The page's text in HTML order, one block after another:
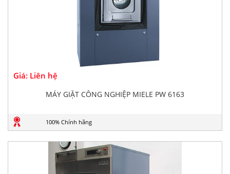
Giá: Liên hệ
MÁY GIẶT CÔNG NGHIỆP MIELE PW 6163
100% Chính hãng